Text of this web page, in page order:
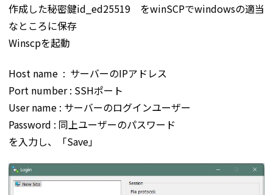
作成した秘密鍵id_ed25519 をwinSCPでwindowsの適当
なところに保存
Winscpを起動
Host name : サーバーのIPアドレス
Port number : SSHポート
User name : サーバーのログインユーザー
Password : 同上ユーザーのパスワード
を入力し、「Save」